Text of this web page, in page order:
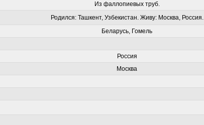
Из фаллопиевых труб.
Родился: Ташкент, Узбекистан. Живу: Москва, Россия.
Беларусь, Гомель
Россия
Москва